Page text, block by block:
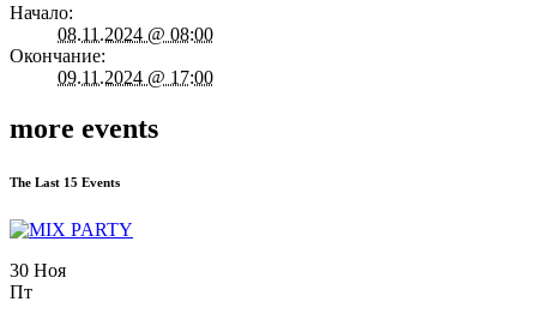
Начало:
08.11.2024 @ 08:00
Окончание:
09.11.2024 @ 17:00
more events
The Last 15 Events
30 Ноя
Пт